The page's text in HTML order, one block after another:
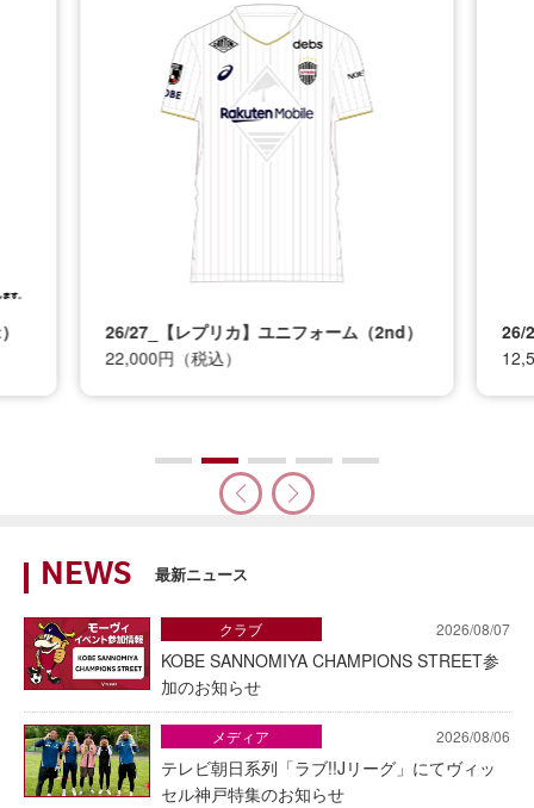
26/27_【レプリカ】ユニフォーム（2nd）
22,000円（税込）
26/
NEWS 最新ニュース
2026/08/07
KOBE SANNOMIYA CHAMPIONS STREET参
加のお知らせ
クラブ
2026/08/06
テレビ朝日系列「ラブ!!Jリーグ」にてヴィッ
セル神戸特集のお知らせ
メディア